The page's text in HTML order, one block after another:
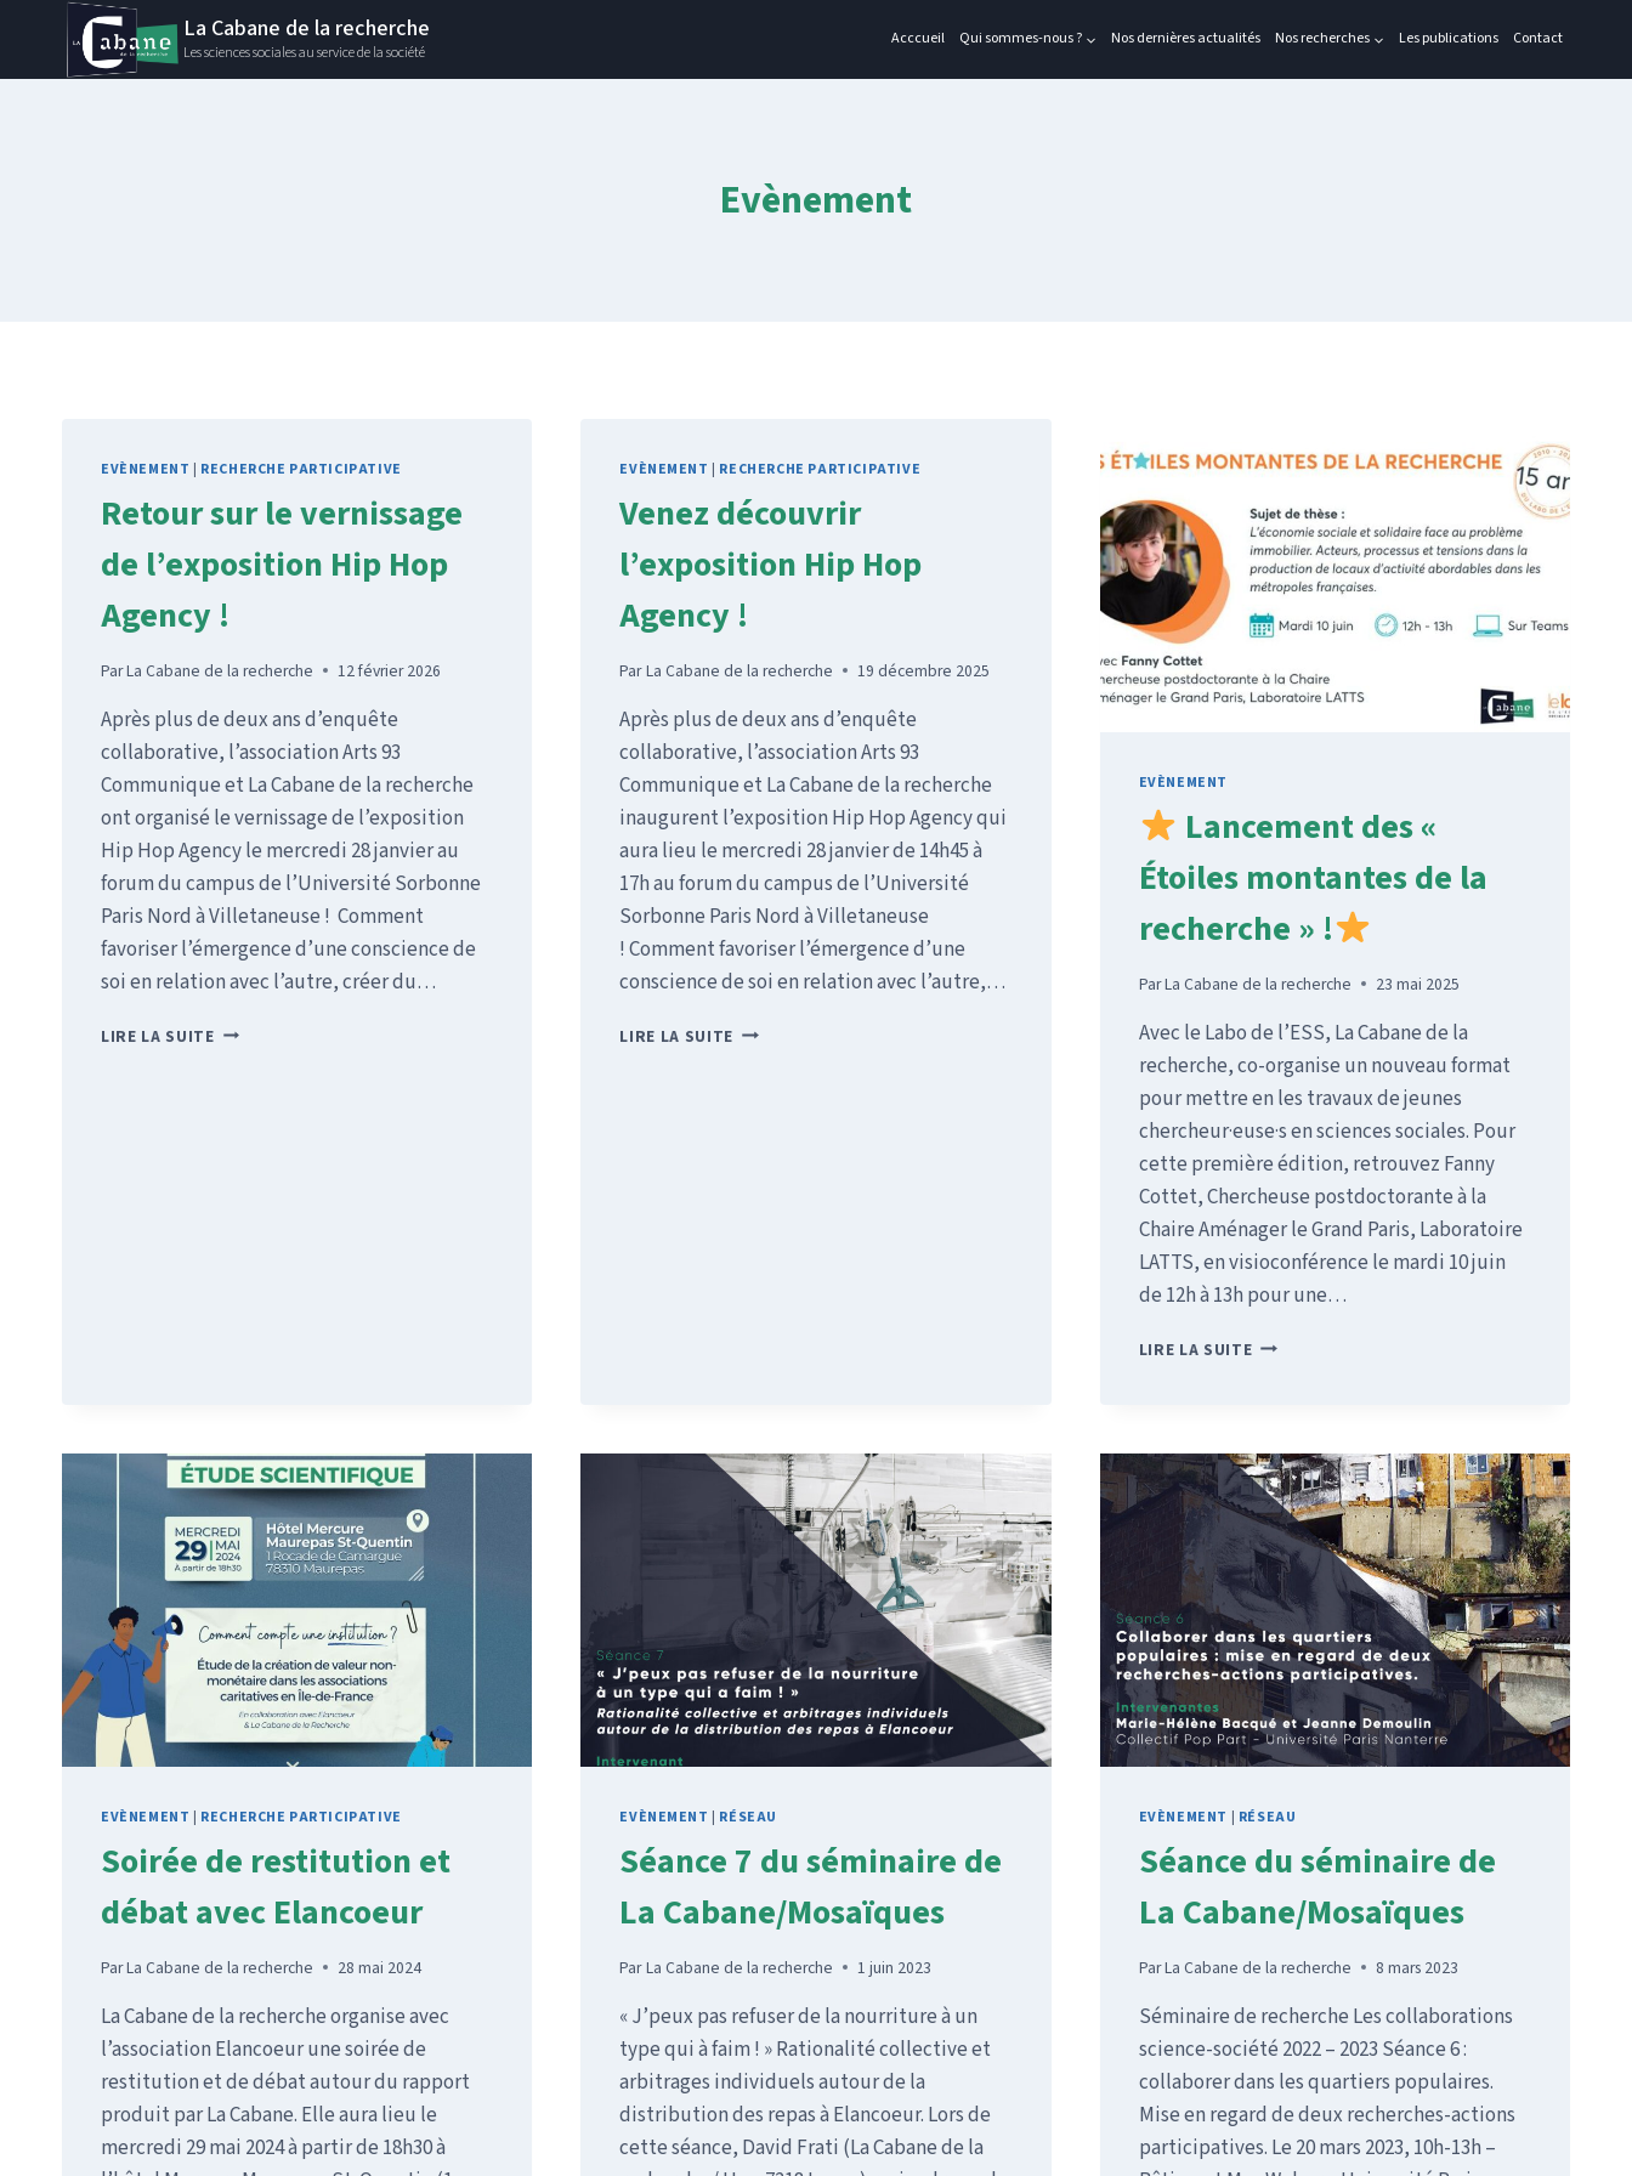
contenu
La Cabane de la recherche
Les sciences sociales au service de la société
Acccueil Qui sommes-nous ? Nos dernières actualités Nos recherches Les publications Contact
Evènement
EVÈNEMENT | RECHERCHE PARTICIPATIVE
Retour sur le vernissage
de l’exposition Hip Hop
Agency !
ParLa Cabane de la recherche 12 février 2026
Après plus de deux ans d’enquête
collaborative, l’association Arts 93
Communique et La Cabane de la recherche
ont organisé le vernissage de l’exposition
Hip Hop Agency le mercredi 28 janvier au
forum du campus de l’Université Sorbonne
Paris Nord à Villetaneuse ! Comment
favoriser l’émergence d’une conscience de
soi en relation avec l’autre, créer du…
LIRE LA SUITERETOUR
EVÈNEMENT | RECHERCHE PARTICIPATIVE
Venez découvrir
l’exposition Hip Hop
Agency !
ParLa Cabane de la recherche 19 décembre 2025
Après plus de deux ans d’enquête
collaborative, l’association Arts 93
Communique et La Cabane de la recherche
inaugurent l’exposition Hip Hop Agency qui
aura lieu le mercredi 28 janvier de 14h45 à
17h au forum du campus de l’Université
Sorbonne Paris Nord à Villetaneuse
! Comment favoriser l’émergence d’une
conscience de soi en relation avec l’autre,…
LIRE LA SUITE VENEZ
EVÈNEMENT
Lancement des «
Étoiles montantes de la
recherche » !
ParLa Cabane de la recherche 23 mai 2025
Avec le Labo de l’ESS, La Cabane de la
recherche, co-organise un nouveau format
pour mettre en les travaux de jeunes
chercheur·euse·s en sciences sociales. Pour
cette première édition, retrouvez Fanny
Cottet, Chercheuse postdoctorante à la
Chaire Aménager le Grand Paris, Laboratoire
LATTS, en visioconférence le mardi 10 juin
de 12h à 13h pour une…
LIRE LA SUITE
MONTANTES
DE
LA
RECHERCHE
»
!
EVÈNEMENT | RECHERCHE PARTICIPATIVE
Soirée de restitution et
débat avec Elancoeur
ParLa Cabane de la recherche 28 mai 2024
La Cabane de la recherche organise avec
l’association Elancoeur une soirée de
restitution et de débat autour du rapport
produit par La Cabane. Elle aura lieu le
mercredi 29 mai 2024 à partir de 18h30 à
EVÈNEMENT | RÉSEAU
Séance 7 du séminaire de
La Cabane/Mosaïques
ParLa Cabane de la recherche 1 juin 2023
« J’peux pas refuser de la nourriture à un
type qui à faim ! » Rationalité collective et
arbitrages individuels autour de la
distribution des repas à Elancoeur. Lors de
cette séance, David Frati (La Cabane de la
EVÈNEMENT | RÉSEAU
Séance du séminaire de
La Cabane/Mosaïques
ParLa Cabane de la recherche 8 mars 2023
Séminaire de recherche Les collaborations
science-société 2022 – 2023 Séance 6 :
collaborer dans les quartiers populaires.
Mise en regard de deux recherches-actions
participatives. Le 20 mars 2023, 10h-13h –